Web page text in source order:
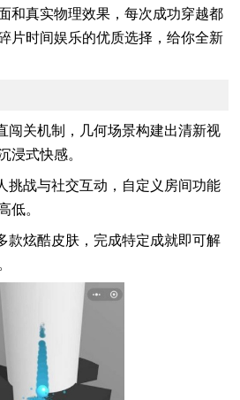
和真实物理效果，每次成功穿越都
片时间娱乐的优质选择，给你全新
闯关机制，几何场景构建出清新视
浸式快感。
挑战与社交互动，自定义房间功能
。
款炫酷皮肤，完成特定成就即可解